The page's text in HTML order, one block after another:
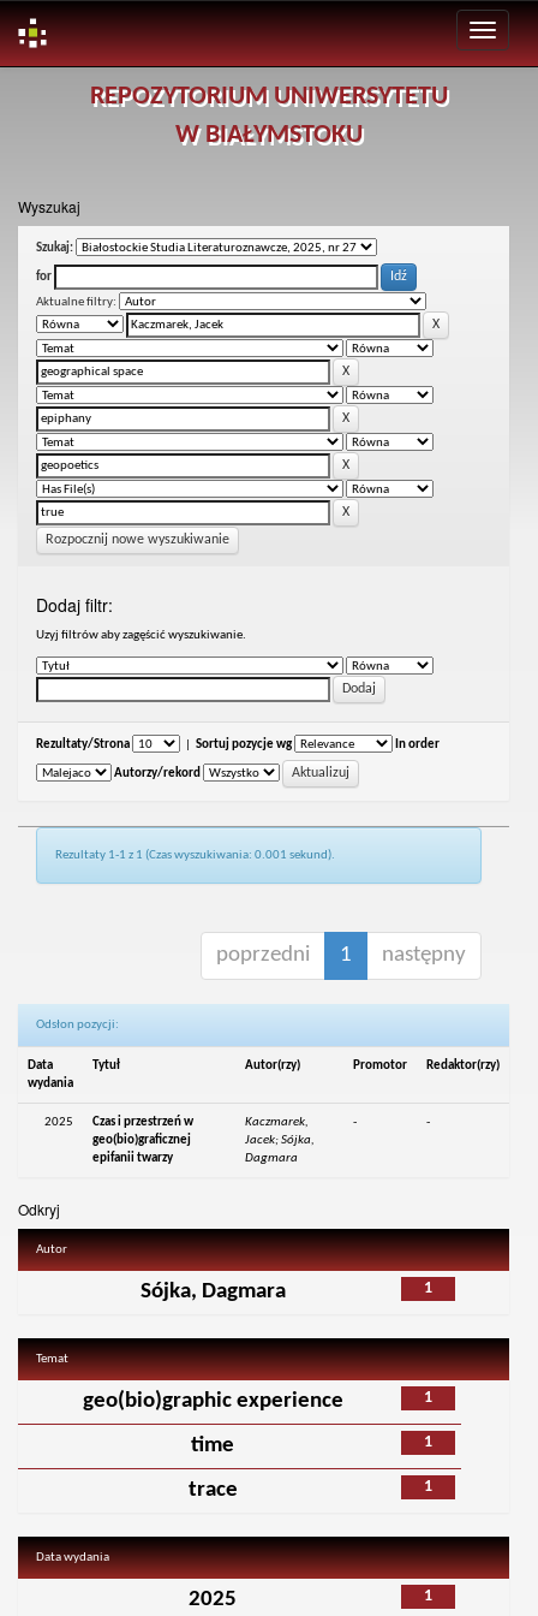
REPOZYTORIUM UNIWERSYTETU
W BIAŁYMSTOKU
Wyszukaj
Szukaj:
for
Aktualne filtry:
Rozpocznij nowe wyszukiwanie
Dodaj filtr:
Uzyj filtrów aby zagęścić wyszukiwanie.
Rezultaty/Strona Sortuj pozycje wg In order
Autorzy/rekord
Rezultaty 1-1 z 1 (Czas wyszukiwania: 0.001 sekund).
poprzedni 1 następny
Odsłon pozycji:
Data
wydania
Tytuł Autor(rzy) Promotor Redaktor(rzy)
2025
Czas i przestrzeń w
geo(bio)graficznej
epifanii twarzy
Kaczmarek,
Jacek; Sójka,
Dagmara
- -
Odkryj
Autor
1
Sójka, Dagmara
Temat
1
geo(bio)graphic experience
1
time
1
trace
Data wydania
1
2025